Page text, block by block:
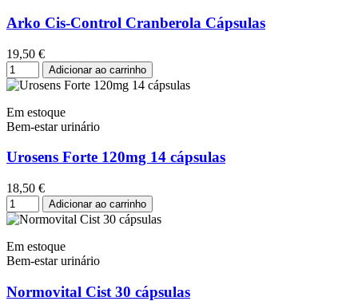
Arko Cis-Control Cranberola Cápsulas
19,50 €
Adicionar ao carrinho
Em estoque
Bem-estar urinário
Urosens Forte 120mg 14 cápsulas
18,50 €
Adicionar ao carrinho
Em estoque
Bem-estar urinário
Normovital Cist 30 cápsulas